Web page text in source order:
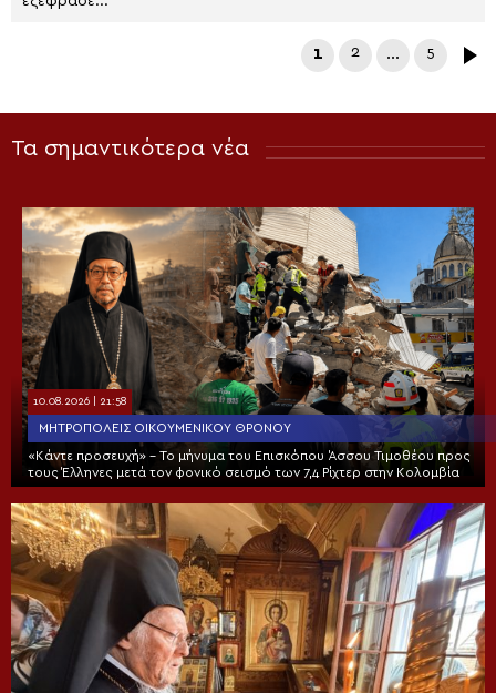
1 2 … 5
Τα σημαντικότερα νέα
10.08.2026 | 21:58
ΜΗΤΡΟΠΌΛΕΙΣ ΟΙΚΟΥΜΕΝΙΚΟΎ ΘΡΌΝΟΥ
«Κάντε προσευχή» – Το μήνυμα του Επισκόπου Άσσου Τιμοθέου προς
τους Έλληνες μετά τον φονικό σεισμό των 7,4 Ρίχτερ στην Κολομβία